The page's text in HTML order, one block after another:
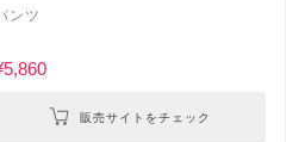
ンツ
販売サイトをチェック